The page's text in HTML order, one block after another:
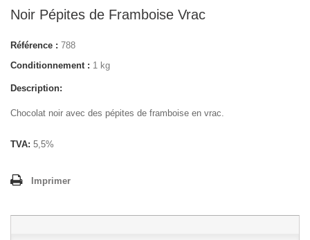
Noir Pépites de Framboise Vrac
Référence : 788
Conditionnement : 1 kg
Description:
Chocolat noir avec des pépites de framboise en vrac.
TVA: 5,5%
Imprimer